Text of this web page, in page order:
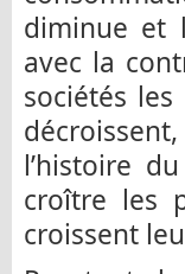
diminue et
avec la
sociétés
l’histoire
croître les
croissent